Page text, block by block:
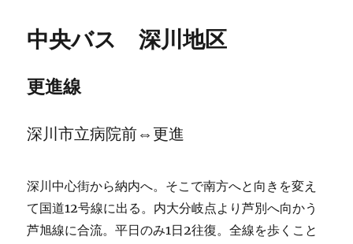
中央バス 深川地区
更進線
深川市立病院前⇔更進
深川中心街から納内へ。そこで南方へと向きを変え
て国道12号線に出る。内大分岐点より芦別へ向かう
芦旭線に合流。平日のみ1日2往復。全線を歩くこと